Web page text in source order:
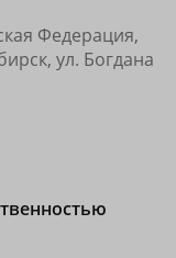
Федерация,
ул. Богдана